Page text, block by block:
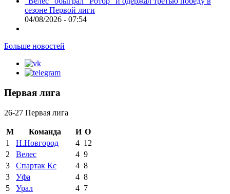
сезоне Первой лиги
04/08/2026 - 07:54
Больше новостей
Первая лига
26-27 Первая лига
М Команда И О
1
Н.Новгород 4 12
2
Велес 4 9
3
Спартак Кс 4 8
3
Уфа 4 8
5
Урал 4 7